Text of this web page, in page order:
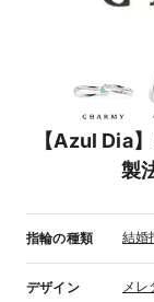
【Azul Dia
製
指輪の種類 結婚
デザイン メレ